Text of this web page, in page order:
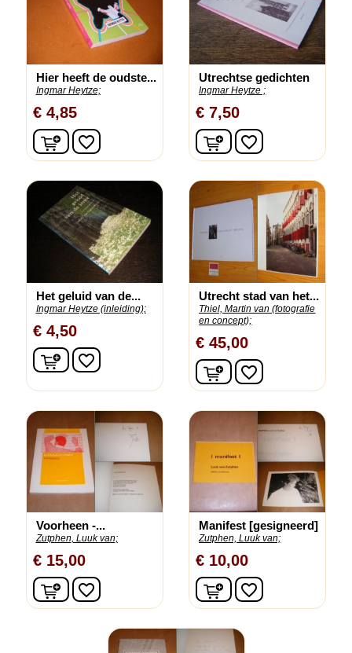
Hier heeft de oudste...
Ingmar Heytze;
€ 4,85
In winkelwagen
favorite_border
Utrechtse gedichten
Ingmar Heytze ;
€ 7,50
In winkelwagen
favorite_border
Het geluid van de...
Ingmar Heytze (inleiding);
€ 4,50
In winkelwagen
favorite_border
Utrecht stad van het...
Thiel, Martin van (fotografie
en concept);
€ 45,00
In winkelwagen
favorite_border
Voorheen -...
Zutphen, Luuk van;
€ 15,00
In winkelwagen
favorite_border
Manifest [gesigneerd]
Zutphen, Luuk van;
€ 10,00
In winkelwagen
favorite_border